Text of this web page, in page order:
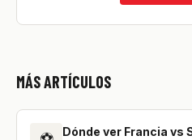
MÁS ARTÍCULOS
Dónde ver Francia vs